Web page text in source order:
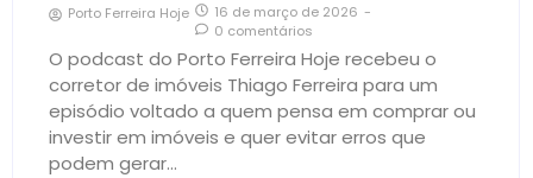
Porto Ferreira Hoje 16 de março de 2026 -
0 comentários
O podcast do Porto Ferreira Hoje recebeu o
corretor de imóveis Thiago Ferreira para um
episódio voltado a quem pensa em comprar ou
investir em imóveis e quer evitar erros que
podem gerar...